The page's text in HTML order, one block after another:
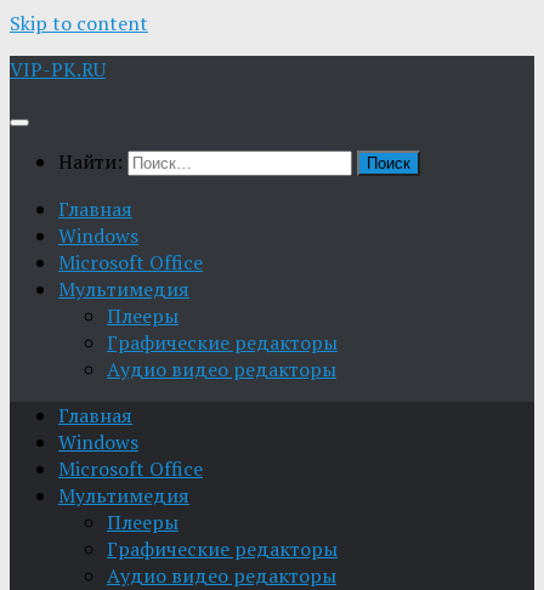
Skip to content
VIP-PK.RU
Найти:
Главная
Windows
Microsoft Office
Мультимедия
Плееры
Графические редакторы
Aудио видео редакторы
Главная
Windows
Microsoft Office
Мультимедия
Плееры
Графические редакторы
Aудио видео редакторы